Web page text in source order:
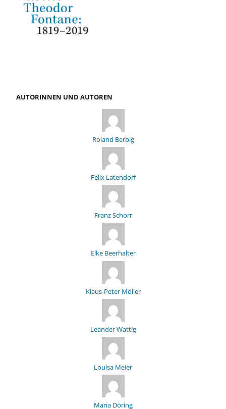
AUTORINNEN UND AUTOREN
Roland Berbig
Felix Latendorf
Franz Schorr
Elke Beerhalter
Klaus-Peter Möller
Leander Wattig
Louisa Meier
Maria Döring